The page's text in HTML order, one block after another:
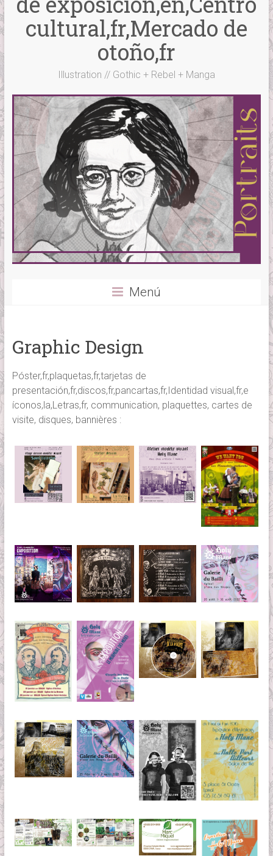
cultural,fr,Mercado de
otoño,fr
Illustration // Gothic + Rebel + Manga
Menú
Graphic Design
Póster,fr,plaquetas,fr,tarjetas de
presentación,fr,discos,fr,pancartas,fr,Identidad visual,fr,e
íconos,la,Letras,fr, communication, plaquettes, cartes de
visite, disques, bannières :